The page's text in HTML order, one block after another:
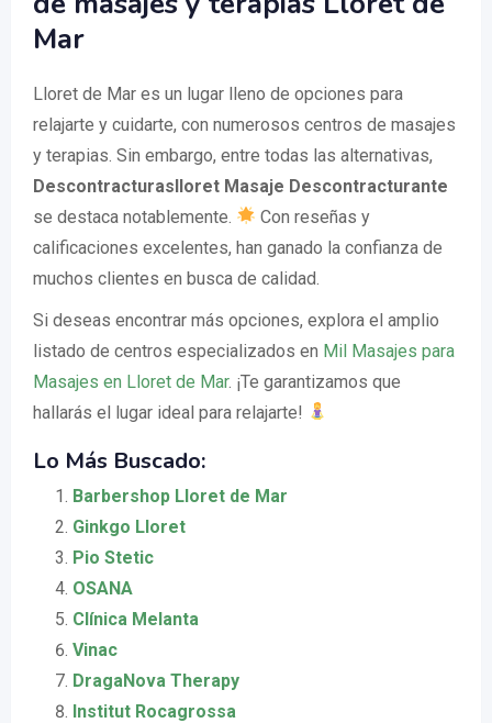
Mar
Lloret de Mar es un lugar lleno de opciones para
relajarte y cuidarte, con numerosos centros de masajes
y terapias. Sin embargo, entre todas las alternativas,
Descontracturaslloret Masaje Descontracturante
se destaca notablemente.
Con reseñas y
calificaciones excelentes, han ganado la confianza de
muchos clientes en busca de calidad.
Si deseas encontrar más opciones, explora el amplio
listado de centros especializados en Mil Masajes para
Masajes en Lloret de Mar. ¡Te garantizamos que
hallarás el lugar ideal para relajarte!
Lo Más Buscado:
Barbershop Lloret de Mar
Ginkgo Lloret
Pio Stetic
OSANA
Clínica Melanta
Vinac
DragaNova Therapy
Institut Rocagrossa